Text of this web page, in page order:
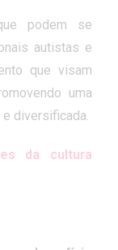
podem se
autistas e
que visam
uma
diversificada.
da cultura